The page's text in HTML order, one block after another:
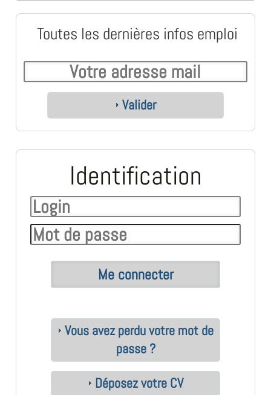
Toutes les dernières infos emploi
Valider
Identification
Vous avez perdu votre mot de
passe ?
Déposez votre CV